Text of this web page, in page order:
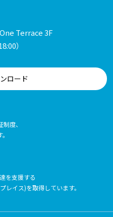
Terrace 3F
）
ロード
度、
を支援する
レイス)を取得しています。